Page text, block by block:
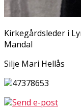
Kirkegårdsleder i
Mandal
Silje Mari Hellås
47378653
Send e-post